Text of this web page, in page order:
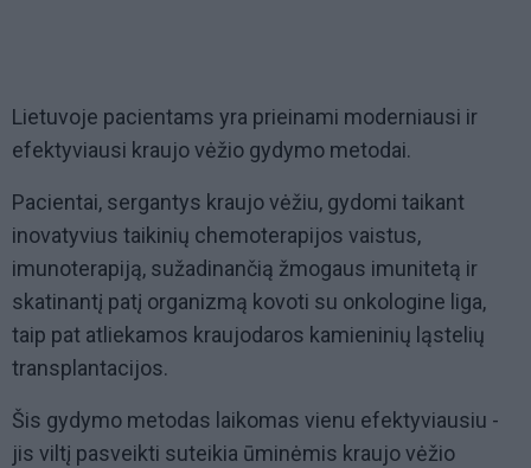
Lietuvoje pacientams yra prieinami moderniausi ir
efektyviausi kraujo vėžio gydymo metodai.
Pacientai, sergantys kraujo vėžiu, gydomi taikant
inovatyvius taikinių chemoterapijos vaistus,
imunoterapiją, sužadinančią žmogaus imunitetą ir
skatinantį patį organizmą kovoti su onkologine liga,
taip pat atliekamos kraujodaros kamieninių ląstelių
transplantacijos.
Šis gydymo metodas laikomas vienu efektyviausiu -
jis viltį pasveikti suteikia ūminėmis kraujo vėžio